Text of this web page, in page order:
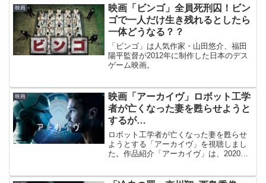
映画
映画「ビンゴ」全員死刑囚！ビン
ゴで一人だけ生き残れるとしたら
一体どうなる？？
「ビンゴ」は人気作家・山田悠介、福田
陽平監督が2012年に制作した日本のデス
ゲーム映画。
映画
映画「アーカイヴ」ロボット工学
者が亡くなった妻を甦らせようと
するが…
ロボット工学者が亡くなった妻を甦らせ
ようとする「アーカイヴ」を視聴しまし
た。作品紹介「アーカイヴ」は、2020年